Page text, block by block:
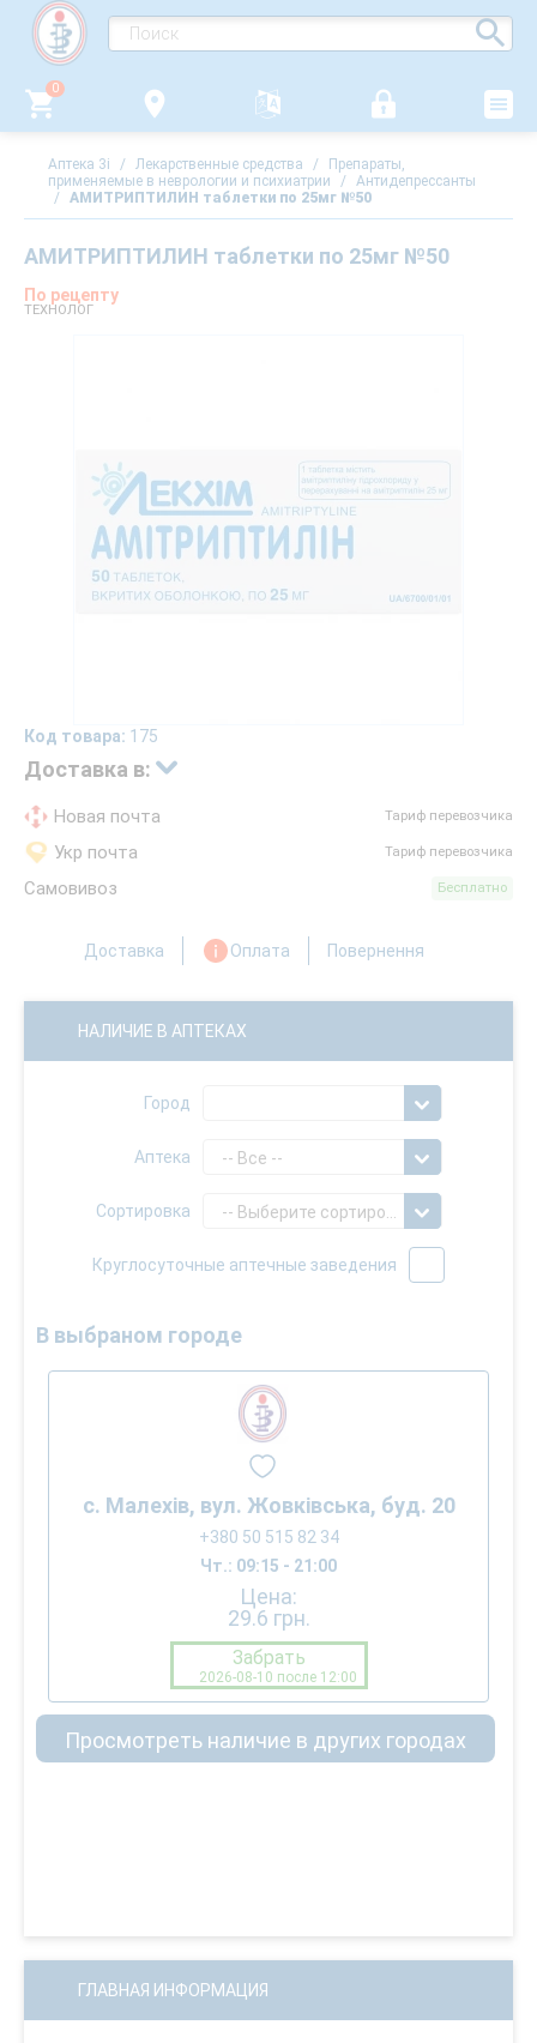
0
Аптека 3i / Лекарственные средства /
Препараты,
применяемые в неврологии и психиатрии
/ Антидепрессанты
/ АМИТРИПТИЛИН таблетки по 25мг №50
АМИТРИПТИЛИН таблетки по 25мг №50
По рецепту
ТЕХНОЛОГ
Код товара: 175
Доставка в:
Новая почта Тариф перевозчика
Укр почта Тариф перевозчика
Самовивоз Бесплатно
Доставка Оплата Повернення
НАЛИЧИЕ В АПТЕКАХ
Город
Аптека -- Все --
Сортировка
Круглосуточные аптечные заведения
В выбраном городе
с. Малехів, вул. Жовківська, буд. 20
+380 50 515 82 34
Чт.: 09:15 - 21:00
Цена:
29.6 грн.
Забрать
2026-08-10 после 12:00
Просмотреть наличие в других городах
ГЛАВНАЯ ИНФОРМАЦИЯ